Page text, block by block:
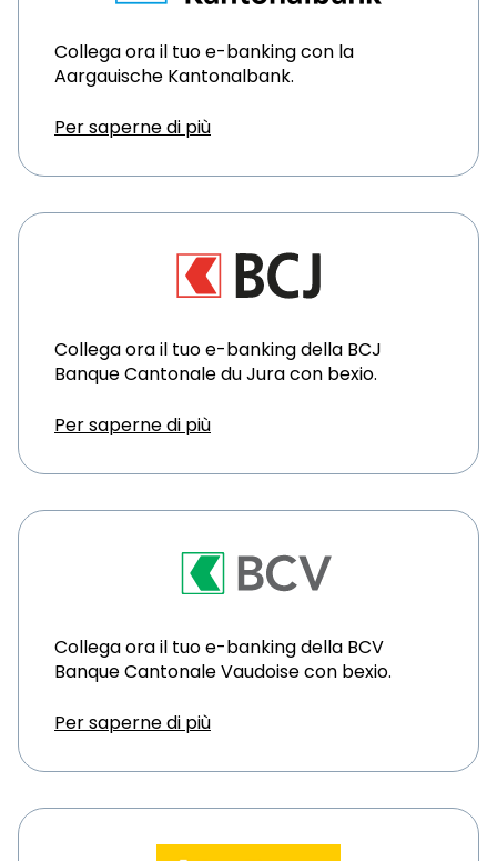
Collega ora il tuo e-banking con la
Aargauische Kantonalbank.
Per saperne di più
Collega ora il tuo e-banking della BCJ
Banque Cantonale du Jura con bexio.
Per saperne di più
Collega ora il tuo e-banking della BCV
Banque Cantonale Vaudoise con bexio.
Per saperne di più